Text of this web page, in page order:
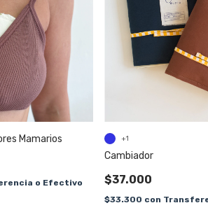
Mamarios
o Efectivo
Cambiador
$37.000
$33.300 con
+1